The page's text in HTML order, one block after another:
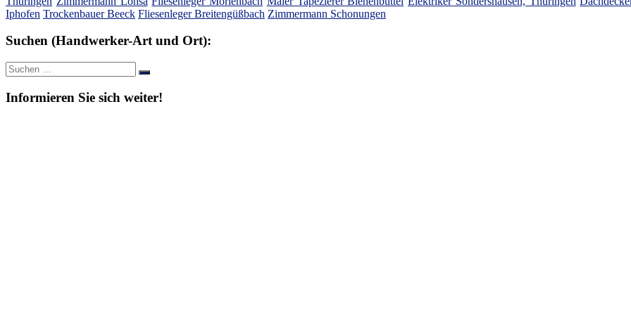
Iphofen Trockenbauer Beeck Fliesenleger Breitengüßbach Zimmermann Schonungen
Suchen (Handwerker-Art und Ort):
Suche
nach:
Suchen
Informieren Sie sich weiter!